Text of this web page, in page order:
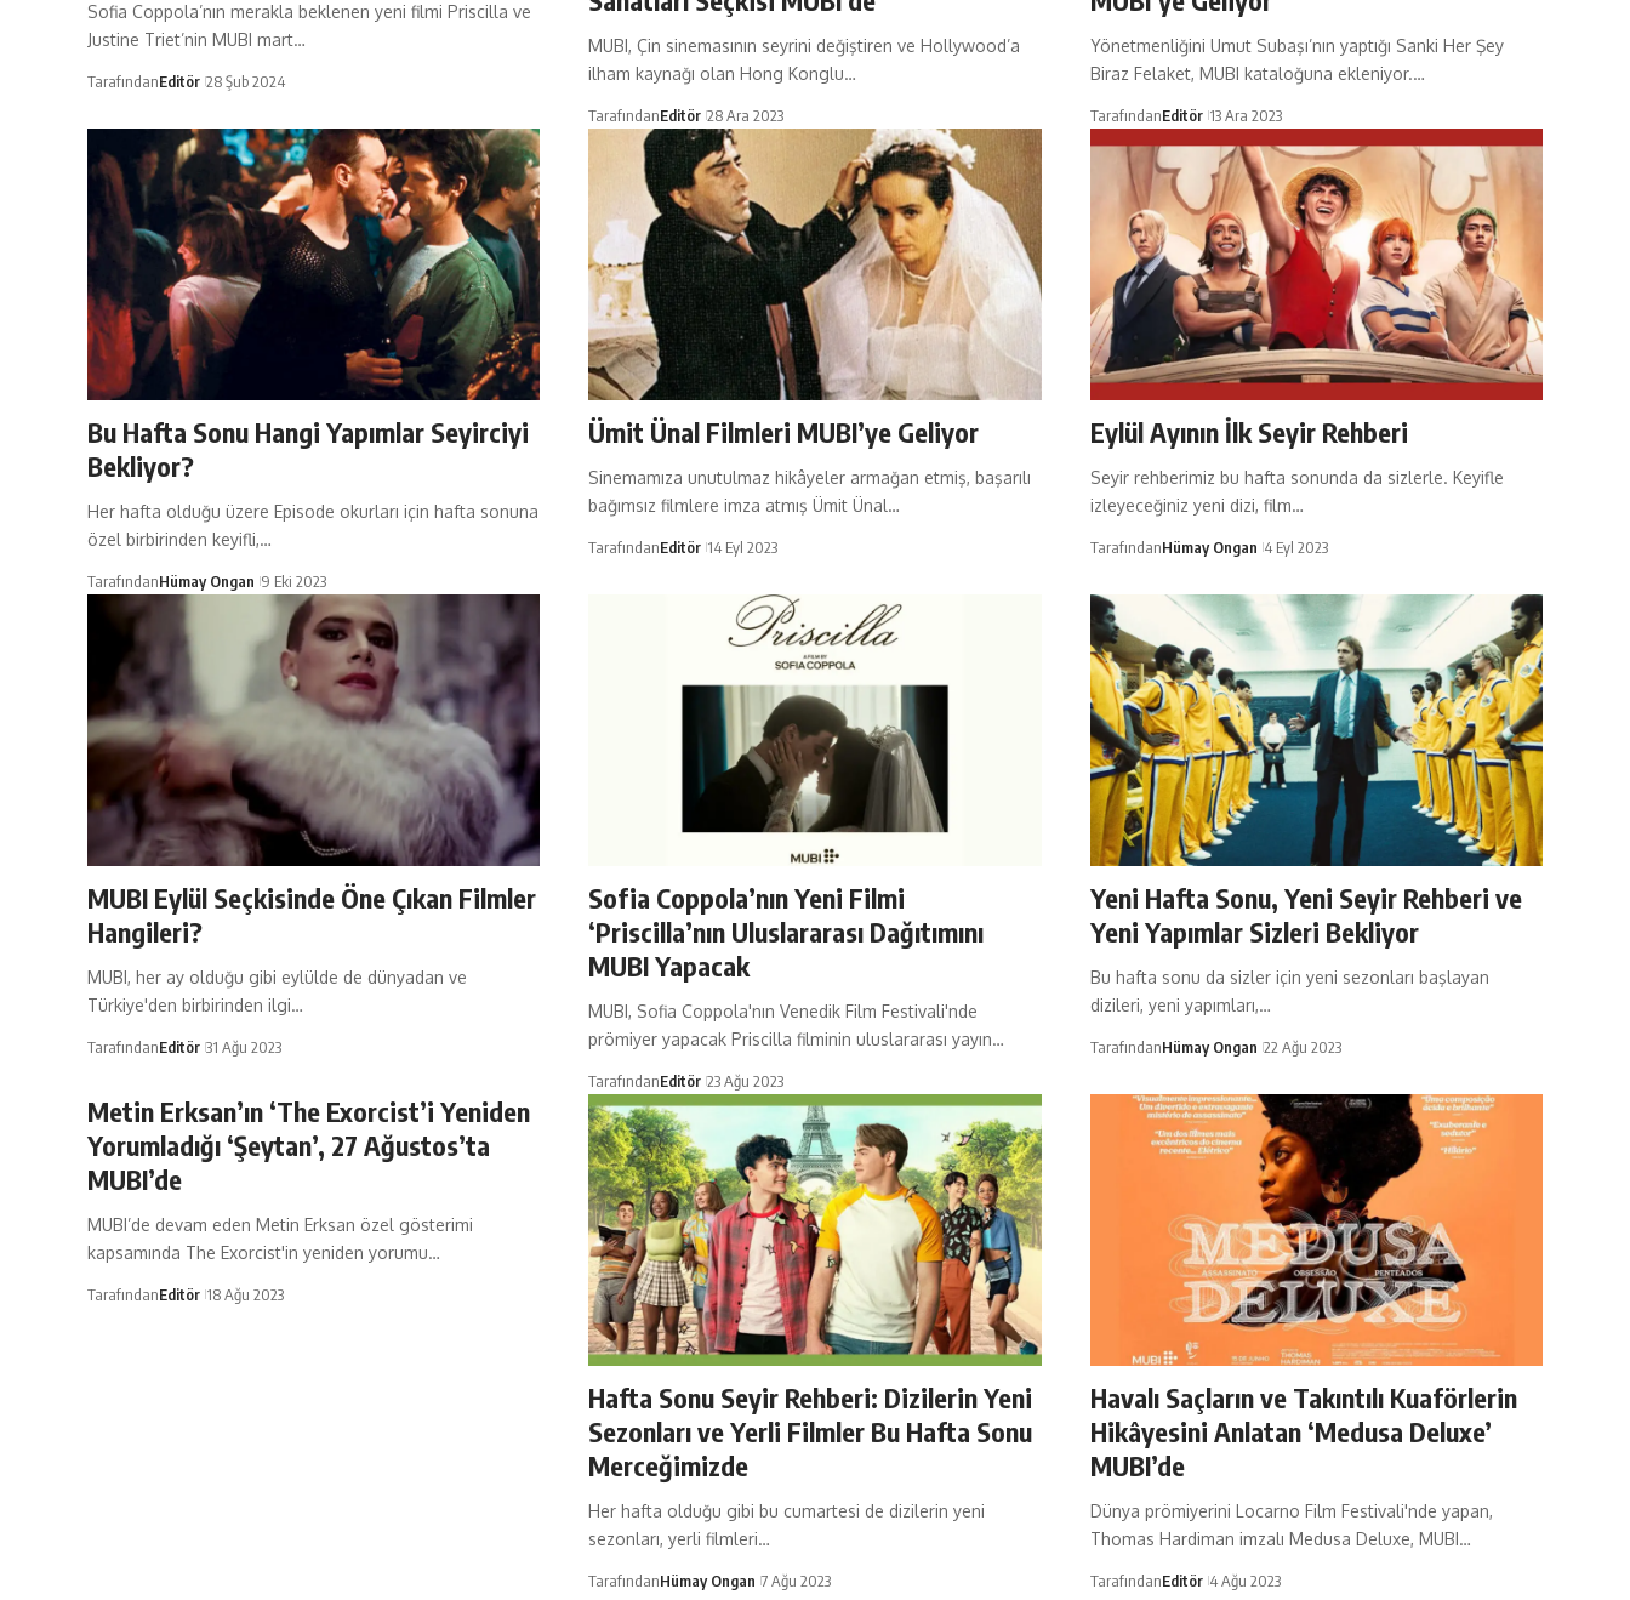
Sofia Coppola’nın merakla beklenen yeni filmi Priscilla ve
Justine Triet’nin MUBI mart…
TarafındanEditör 28 Şub 2024
MUBI, Çin sinemasının seyrini değiştiren ve Hollywood’a
ilham kaynağı olan Hong Konglu…
TarafındanEditör 28 Ara 2023
Yönetmenliğini Umut Subaşı’nın yaptığı Sanki Her Şey
Biraz Felaket, MUBI kataloğuna ekleniyor.…
TarafındanEditör 13 Ara 2023
Bu Hafta Sonu Hangi Yapımlar Seyirciyi
Bekliyor?
Her hafta olduğu üzere Episode okurları için hafta sonuna
özel birbirinden keyifli,…
TarafındanHümay Ongan 9 Eki 2023
Ümit Ünal Filmleri MUBI’ye Geliyor
Sinemamıza unutulmaz hikâyeler armağan etmiş, başarılı
bağımsız filmlere imza atmış Ümit Ünal…
TarafındanEditör 14 Eyl 2023
Eylül Ayının İlk Seyir Rehberi
Seyir rehberimiz bu hafta sonunda da sizlerle. Keyifle
izleyeceğiniz yeni dizi, film…
TarafındanHümay Ongan 4 Eyl 2023
MUBI Eylül Seçkisinde Öne Çıkan Filmler
Hangileri?
MUBI, her ay olduğu gibi eylülde de dünyadan ve
Türkiye'den birbirinden ilgi…
TarafındanEditör 31 Ağu 2023
Sofia Coppola’nın Yeni Filmi
‘Priscilla’nın Uluslararası Dağıtımını
MUBI Yapacak
MUBI, Sofia Coppola'nın Venedik Film Festivali'nde
prömiyer yapacak Priscilla filminin uluslararası yayın…
TarafındanEditör 23 Ağu 2023
Yeni Hafta Sonu, Yeni Seyir Rehberi ve
Yeni Yapımlar Sizleri Bekliyor
Bu hafta sonu da sizler için yeni sezonları başlayan
dizileri, yeni yapımları,…
TarafındanHümay Ongan 22 Ağu 2023
Metin Erksan’ın ‘The Exorcist’i Yeniden
Yorumladığı ‘Şeytan’, 27 Ağustos’ta
MUBI’de
MUBI’de devam eden Metin Erksan özel gösterimi
kapsamında The Exorcist'in yeniden yorumu…
TarafındanEditör 18 Ağu 2023
Hafta Sonu Seyir Rehberi: Dizilerin Yeni
Sezonları ve Yerli Filmler Bu Hafta Sonu
Merceğimizde
Her hafta olduğu gibi bu cumartesi de dizilerin yeni
sezonları, yerli filmleri…
TarafındanHümay Ongan 7 Ağu 2023
Havalı Saçların ve Takıntılı Kuaförlerin
Hikâyesini Anlatan ‘Medusa Deluxe’
MUBI’de
Dünya prömiyerini Locarno Film Festivali'nde yapan,
Thomas Hardiman imzalı Medusa Deluxe, MUBI…
TarafındanEditör 4 Ağu 2023